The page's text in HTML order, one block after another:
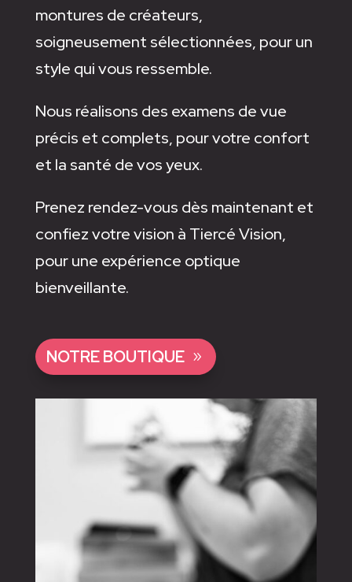
montures de créateurs,
soigneusement sélectionnées, pour un
style qui vous ressemble.
Nous réalisons des examens de vue
précis et complets, pour votre confort
et la santé de vos yeux.
Prenez rendez-vous dès maintenant et
confiez votre vision à Tiercé Vision,
pour une expérience optique
bienveillante.
NOTRE BOUTIQUE